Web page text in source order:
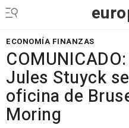
ECONOMÍA FINANZAS
Jules Stuyck
oficina de
Moring